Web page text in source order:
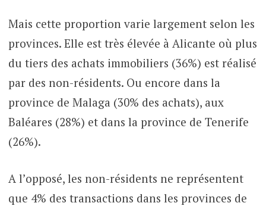
Mais cette proportion varie largement selon les
provinces. Elle est très élevée à Alicante où plus
du tiers des achats immobiliers (36%) est réalisé
par des non-résidents. Ou encore dans la
province de Malaga (30% des achats), aux
Baléares (28%) et dans la province de Tenerife
(26%).
A l’opposé, les non-résidents ne représentent
que 4% des transactions dans les provinces de